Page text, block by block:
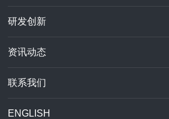
研发创新
资讯动态
联系我们
ENGLISH